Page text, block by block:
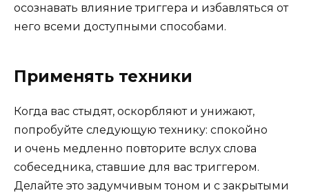
осознавать влияние триггера и избавляться от
него всеми доступными способами.
Применять техники
Когда вас стыдят, оскорбляют и унижают,
попробуйте следующую технику: спокойно
и очень медленно повторите вслух слова
собеседника, ставшие для вас триггером.
Делайте это задумчивым тоном и с закрытыми